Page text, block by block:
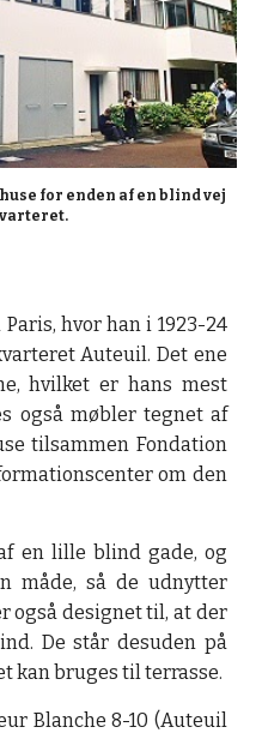
for enden af en blind vej
hvor han i 1923-24
Auteuil. Det ene
hvilket er hans mest
også møbler tegnet af
tilsammen Fondation
om den
en lille blind gade, og
måde, så de udnytter
også designet til, at der
De står desuden på
kan bruges til terrasse.
Blanche 8-10 (Auteuil